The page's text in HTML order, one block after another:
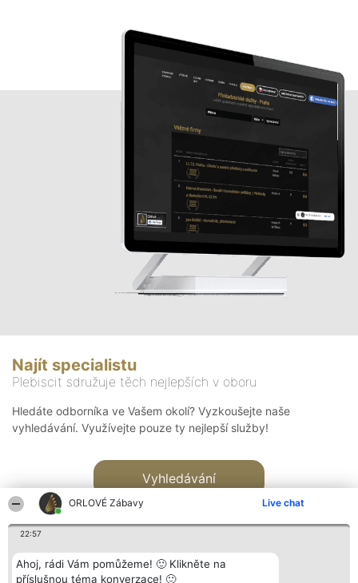
ORLOVÉ Zábavy Live chat
22:57
Ahoj, rádi Vám pomůžeme! 🙂 Klikněte na
příslušnou téma konverzace! 🙂
Najít specialistu
Plebiscit sdružuje těch nejlepších v oboru
Hledáte odborníka ve Vašem okolí? Vyzkoušejte naše
vyhledávání. Využívejte pouze ty nejlepší služby!
Vyhledávání